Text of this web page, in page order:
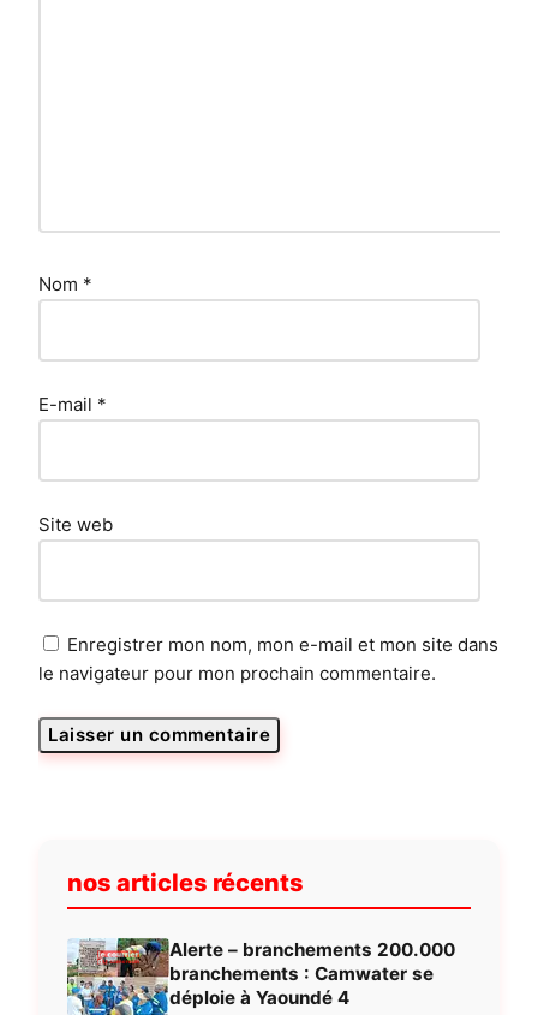
Nom *
E-mail *
Site web
Enregistrer mon nom, mon e-mail et mon site dans
le navigateur pour mon prochain commentaire.
nos articles récents
Alerte – branchements 200.000
branchements : Camwater se
déploie à Yaoundé 4